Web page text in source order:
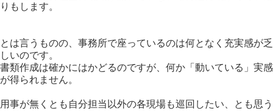
りもします。
とは言うものの、事務所で座っているのは何となく充実感が乏
しいのです。
書類作成は確かにはかどるのですが、何か「動いている」実感
が得られません。
用事が無くとも自分担当以外の各現場も巡回したい、とも思う